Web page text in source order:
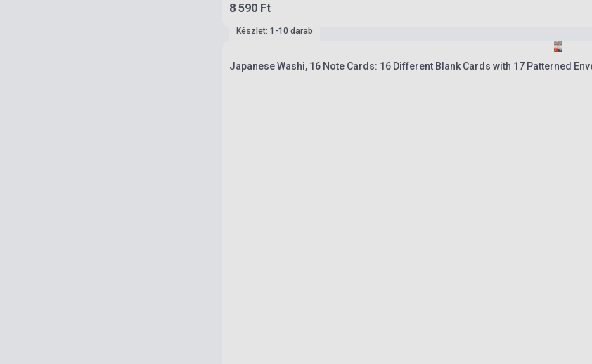
8 590 Ft
Készlet: 1-10 darab
Japanese Washi, 16 Note Cards: 16 Different Blank Cards with 17 Patterned